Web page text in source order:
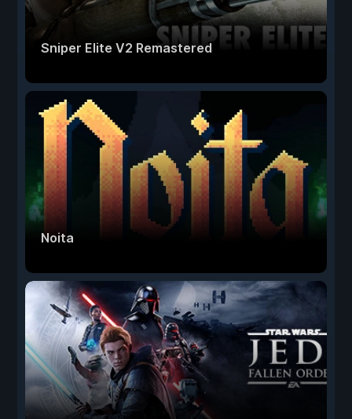
Sniper Elite V2 Remastered
Noita